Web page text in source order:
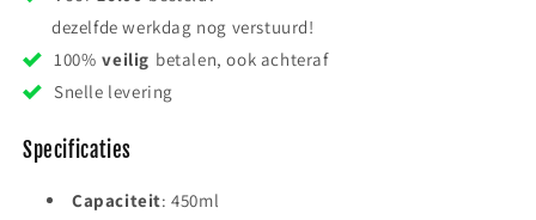
dezelfde werkdag nog verstuurd!
100% veilig betalen, ook achteraf
Snelle levering
Specificaties
Capaciteit: 450ml